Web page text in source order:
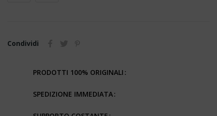
Condividi
PRODOTTI 100% ORIGINALI
SPEDIZIONE IMMEDIATA